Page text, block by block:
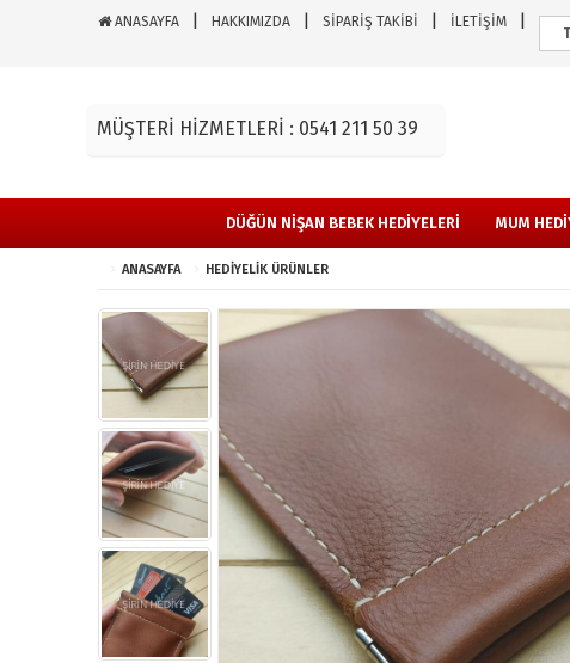
ANASAYFA HAKKIMIZDA SİPARİŞ TAKİBİ İLETİŞİM
MÜŞTERİ HİZMETLERİ : 0541 211 50 39
DÜĞÜN NİŞAN BEBEK HEDİYELERİ MUM
ANASAYFA HEDİYELİK ÜRÜNLER